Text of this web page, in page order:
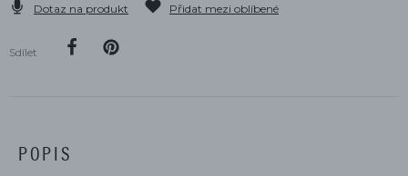
Dotaz na produkt Přidat mezi oblíbené
Sdílet
POPIS